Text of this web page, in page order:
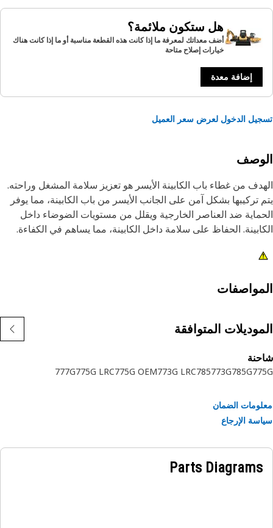
هل ستكون ملائمة؟
أضف معداتك لمعرفة ما إذا كانت هذه القطعة مناسبة أو ما إذا كانت هناك
خيارات إصلاح متاحة
إضافة معدة
الدخول لعرض سعر العميل
من غطاء باب الكابينة الأيسر هو تعزيز سلامة المشغل وراحته.
تركيبها بشكل آمن على الجانب الأيسر من باب الكابينة، مما يوفر
ضد العناصر الخارجية ويقلل من مستويات الضوضاء داخل
الحفاظ على سلامة داخل الكابينة، مما يساهم في الكفاءة.
فعالة من الطقس والحطام.
الأيسر من باب الكابينة، مما يضمن الحماية من العناصر
وتقليل الضوضاء، وتعزيز راحة المشغل.
المتوافقة
785G
773G
785
773G LRC
775G OEM
775G LRC
777G
الضمان
الإرجاع
Parts Diagrams